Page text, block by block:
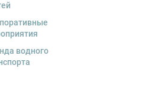
водного